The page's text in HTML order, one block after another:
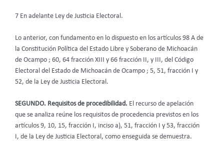
7 En adelante Ley de Justicia Electoral.
Lo anterior, con fundamento en lo dispuesto en los artículos 98 A de
la Constitución Política del Estado Libre y Soberano de Michoacán
de Ocampo ; 60, 64 fracción XIII y 66 fracción II, y III, del Código
Electoral del Estado de Michoacán de Ocampo ; 5, 51, fracción I y
52, de la Ley de Justicia Electoral.
SEGUNDO. Requisitos de procedibilidad. El recurso de apelación
que se analiza reúne los requisitos de procedencia previstos en los
artículos 9, 10, 15, fracción I, inciso a), 51, fracción I y 53, fracción
I, de la Ley de Justicia Electoral, como enseguida se demuestra.